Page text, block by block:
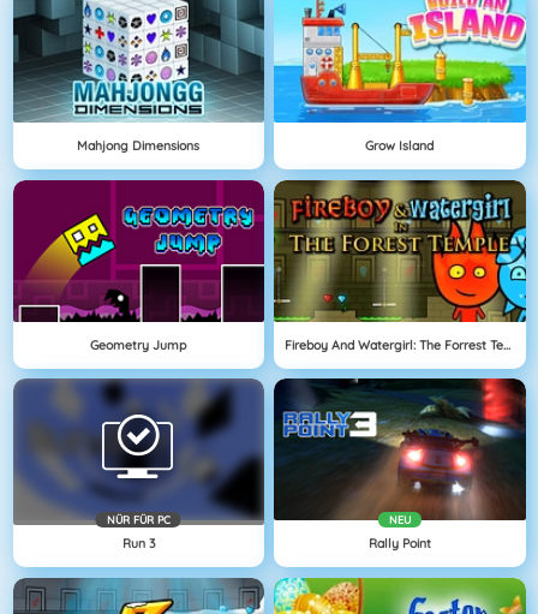
Mahjong Dimensions Grow Island
Geometry Jump Fireboy And Watergirl: The Forrest Temple
NÜR FÜR PC
Run 3
NEU
Rally Point